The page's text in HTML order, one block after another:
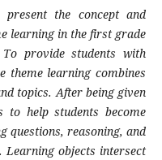
the concept and
learning in the first grade
provide students with
theme learning combines
topics. After being given
to help students become
questions, reasoning, and
Learning objects intersect